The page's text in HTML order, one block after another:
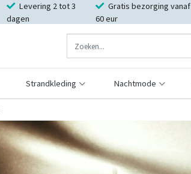
Levering 2 tot 3
dagen
Gratis bezorging vanaf
60 eur
Strandkleding Nachtmode